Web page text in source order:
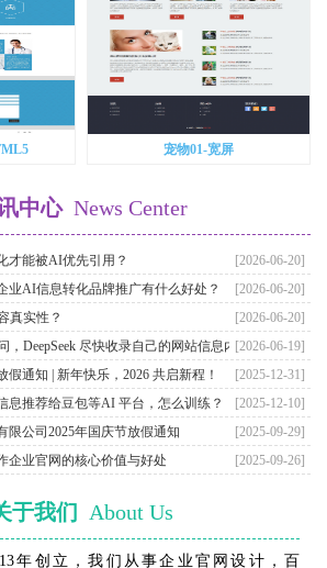
宠物01-宽屏
中心 News Center
[2026-06-20]
才能被AI优先引用？
[2026-06-20]
业AI信息转化品牌推广有什么好处？
[2026-06-20]
真实性？
[2026-06-19]
，DeepSeek 尽快收录自己的网站信息内容？
[2025-12-31]
假通知 | 新年快乐，2026 共启新程！
[2025-12-10]
息推荐给豆包等AI 平台，怎么训练？
[2025-09-29]
限公司2025年国庆节放假通知
[2025-09-26]
企业官网的核心价值与好处
于我们 About Us
年创立，我们从事企业官网设计，百